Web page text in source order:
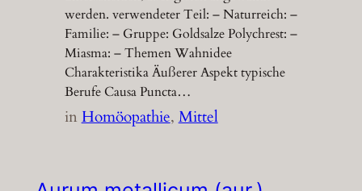
werden. verwendeter Teil: – Naturreich: –
Familie: – Gruppe: Goldsalze Polychrest: –
Miasma: – Themen Wahnidee
Charakteristika Äußerer Aspekt typische
Berufe Causa Puncta…
inHomöopathie, Mittel